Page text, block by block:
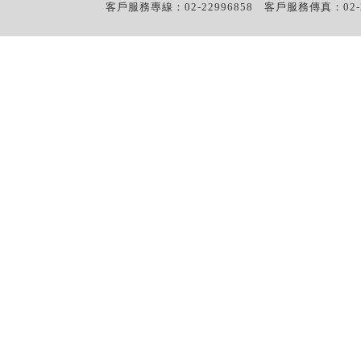
客戶服務專線：02-22996858 客戶服務傳真：